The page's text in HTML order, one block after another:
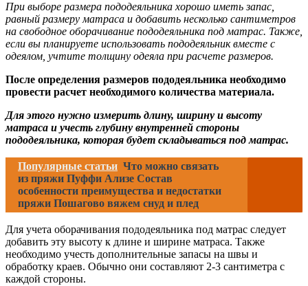
При выборе размера пододеяльника хорошо иметь запас,
равный размеру матраса и добавить несколько сантиметров
на свободное оборачивание пододеяльника под матрас. Также,
если вы планируете использовать пододеяльник вместе с
одеялом, учтите толщину одеяла при расчете размеров.
После определения размеров пододеяльника необходимо
провести расчет необходимого количества материала.
Для этого нужно измерить длину, ширину и высоту
матраса и учесть глубину внутренней стороны
пододеяльника, которая будет складываться под матрас.
Популярные статьи Что можно связать
из пряжи Пуффи Ализе Состав
особенности преимущества и недостатки
пряжи Пошагово вяжем снуд и плед
Для учета оборачивания пододеяльника под матрас следует
добавить эту высоту к длине и ширине матраса. Также
необходимо учесть дополнительные запасы на швы и
обработку краев. Обычно они составляют 2-3 сантиметра с
каждой стороны.